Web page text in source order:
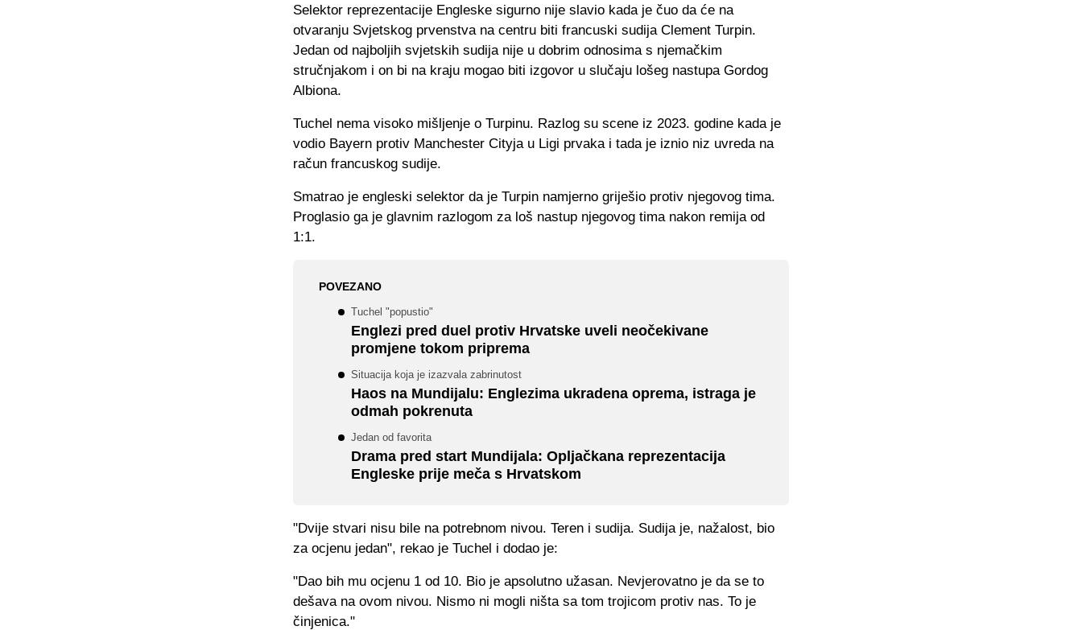
Selektor reprezentacije Engleske sigurno nije slavio kada je čuo da će na
otvaranju Svjetskog prvenstva na centru biti francuski sudija Clement Turpin.
Jedan od najboljih svjetskih sudija nije u dobrim odnosima s njemačkim
stručnjakom i on bi na kraju mogao biti izgovor u slučaju lošeg nastupa Gordog
Albiona.
Tuchel nema visoko mišljenje o Turpinu. Razlog su scene iz 2023. godine kada je
vodio Bayern protiv Manchester Cityja u Ligi prvaka i tada je iznio niz uvreda na
račun francuskog sudije.
Smatrao je engleski selektor da je Turpin namjerno griješio protiv njegovog tima.
Proglasio ga je glavnim razlogom za loš nastup njegovog tima nakon remija od
1:1.
POVEZANO
Tuchel "popustio"
Englezi pred duel protiv Hrvatske uveli neočekivane
promjene tokom priprema
Situacija koja je izazvala zabrinutost
Haos na Mundijalu: Englezima ukradena oprema, istraga je
odmah pokrenuta
Jedan od favorita
Drama pred start Mundijala: Opljačkana reprezentacija
Engleske prije meča s Hrvatskom
"Dvije stvari nisu bile na potrebnom nivou. Teren i sudija. Sudija je, nažalost, bio
za ocjenu jedan", rekao je Tuchel i dodao je:
"Dao bih mu ocjenu 1 od 10. Bio je apsolutno užasan. Nevjerovatno je da se to
dešava na ovom nivou. Nismo ni mogli ništa sa tom trojicom protiv nas. To je
činjenica."